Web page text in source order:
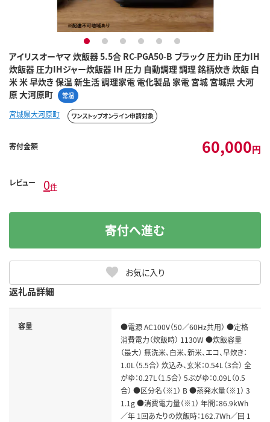
アイリスオーヤマ 炊飯器 5.5合 RC-PGA50-B ブラック 圧力ih 圧力IH
炊飯器 圧力IHジャー炊飯器 IH 圧力 自動調理 調理 銘柄炊き 炊飯 白
米 米 早炊き 保温 新生活 調理家電 電化製品 家電 宮城 宮城県 大河
原 大河原町
常温
1 2 3 4 5 6
宮城県大河原町 ワンストップオンライン申請対象
寄付金額 60,000円
レビュー 0件
お気に入り
寄付へ進む
返礼品詳細
容量
●電源 AC100V（50／60Hz共用） ●定格
消費電力（炊飯時） 1130W ●炊飯容量
（最大） 無洗米、白米、新米、エコ、早炊き：
1.0L（5.5合） 炊込み、玄米：0.54L（3合） 全
がゆ：0.27L（1.5合） 5ぶがゆ：0.09L（0.5
合） ●区分名（※1） B ●蒸発水量（※1） 3
1.1g ●消費電力量（※1） 年間：86.9kWh
／年 1回あたりの炊飯時：162.7Wh／回 1